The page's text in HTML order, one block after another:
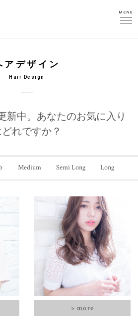
MENU
MENU
アデザイン
Hair Design
中。 あなたのお気に入り
れですか？
Medium Semi Long Long
> more